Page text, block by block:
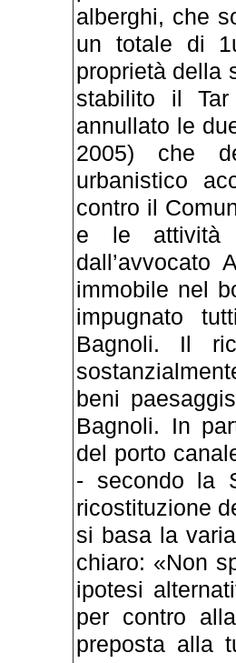
alberghi, che
un totale di
proprietà della
stabilito il
annullato le
2005) che
urbanistico
contro il
e le attività
dall’avvocato
immobile nel
impugnato
Bagnoli. Il
beni
Bagnoli. In
del porto
- secondo la
ricostituzione
si basa la
chiaro: «Non
ipotesi
per contro
preposta alla